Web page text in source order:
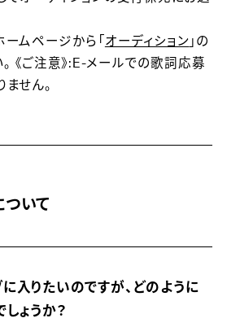
ムページから「 オーディション 」の
《ご注意》:E-メールでの歌詞応募
せん。
ついて
入りたいのですが、どのように
ょうか？